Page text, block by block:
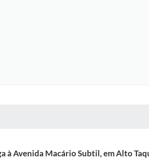
à Avenida Macário Subtil, em Alto